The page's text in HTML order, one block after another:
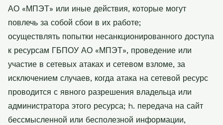
АО «МПЭТ» или иные действия, которые могут
повлечь за собой сбои в их работе;
осуществлять попытки несанкционированного доступа
к ресурсам ГБПОУ АО «МПЭТ», проведение или
участие в сетевых атаках и сетевом взломе, за
исключением случаев, когда атака на сетевой ресурс
проводится с явного разрешения владельца или
администратора этого ресурса; h. передача на сайт
бессмысленной или бесполезной информации,